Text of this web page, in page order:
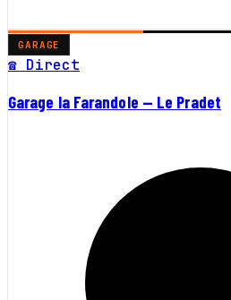
GARAGE
☎ Direct
Garage la Farandole — Le Pradet